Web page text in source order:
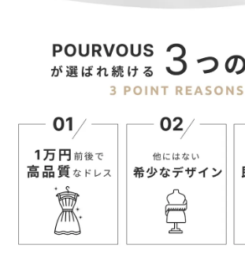
◆カラー:ブラック/レッド/ネイビー/ホワイト/
備考 ※商品を平置きにし、メジャーにて手作
おります。若干の誤差が出る場合がございま
明な点はお問い合わせください。